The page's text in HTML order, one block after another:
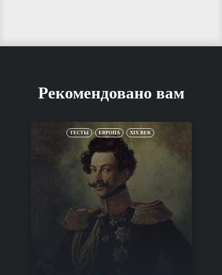
Рекомендовано вам
ТЕСТЫ ЕВРОПА XIX ВЕК